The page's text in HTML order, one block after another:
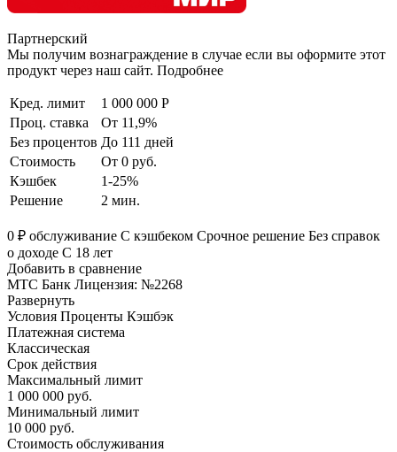
Партнерский
Мы получим вознаграждение в случае если вы оформите этот
продукт через наш сайт. Подробнее
Кред. лимит
1 000 000 Р
Проц. ставка
От 11,9%
Без процентов До 111 дней
Стоимость
От 0 руб.
Кэшбек
1-25%
Решение
2 мин.
0 ₽ обслуживание С кэшбеком Срочное решение Без справок
о доходе С 18 лет
Добавить в сравнение
МТС Банк Лицензия: №2268
Развернуть
Условия Проценты Кэшбэк
Платежная система
Классическая
Срок действия
Максимальный лимит
1 000 000 руб.
Минимальный лимит
10 000 руб.
Стоимость обслуживания